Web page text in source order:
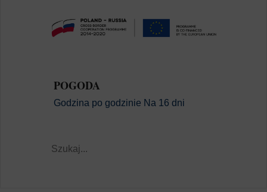
POGODA
Godzina po godzinie Na 16 dni